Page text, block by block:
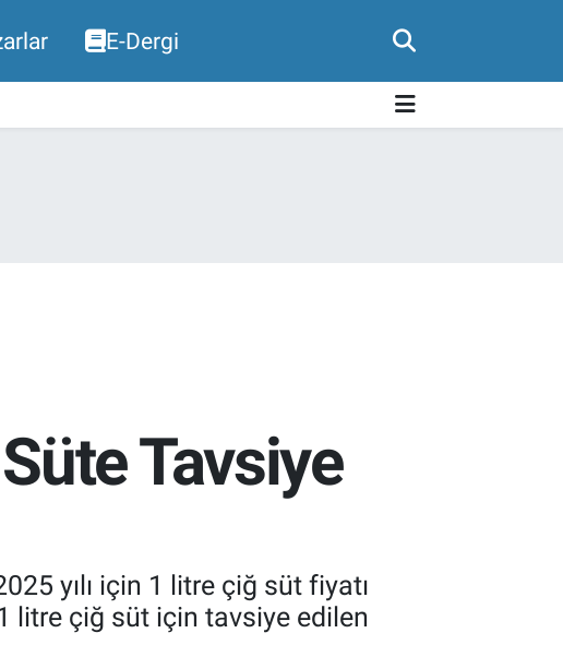
E-Dergi
Tavsiye
yılı için 1 litre çiğ süt fiyatı
litre çiğ süt için tavsiye edilen